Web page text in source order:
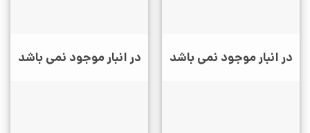
در انبار موجود نمی باشد در انبار موجود نمی باشد